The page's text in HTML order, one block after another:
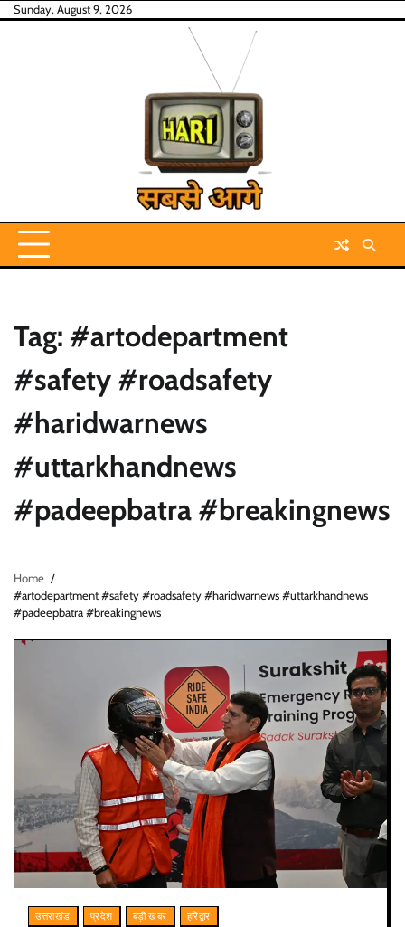
SkipSunday, August 9, 2026
Tag: #artodepartment
#safety #roadsafety
#haridwarnews
#uttarkhandnews
#padeepbatra #breakingnews
Home
#artodepartment #safety #roadsafety #haridwarnews #uttarkhandnews
#padeepbatra #breakingnews
उत्तराखंड प्रदेश बड़ी खबर हरिद्वार